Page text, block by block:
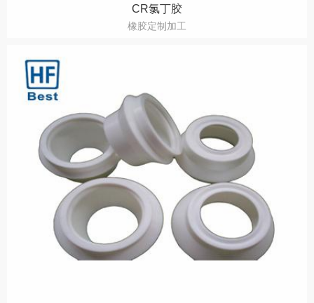
CR氯丁胶
橡胶定制加工